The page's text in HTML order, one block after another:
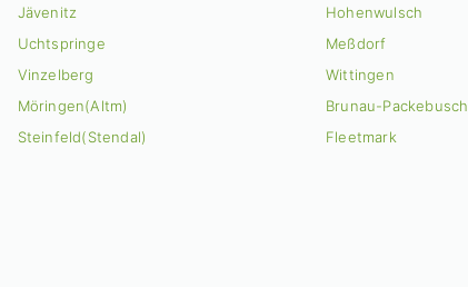
Jävenitz
Uchtspringe
Vinzelberg
Möringen(Altm)
Steinfeld(Stendal)
Hohenwulsch
Meßdorf
Wittingen
Brunau-Packebusch
Fleetmark